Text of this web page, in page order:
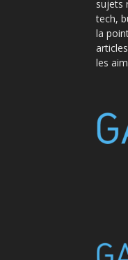
sujets
tech,
la
les